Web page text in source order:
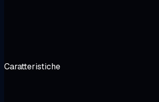
Caratteristiche